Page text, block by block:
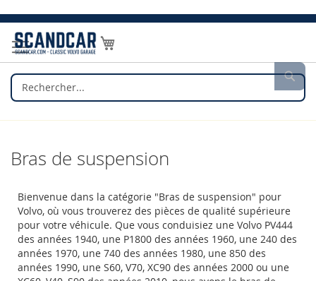
Allez
au
contenu
Mon panier
Bras de suspension
Bienvenue dans la catégorie "Bras de suspension" pour
Volvo, où vous trouverez des pièces de qualité supérieure
pour votre véhicule. Que vous conduisiez une Volvo PV444
des années 1940, une P1800 des années 1960, une 240 des
années 1970, une 740 des années 1980, une 850 des
années 1990, une S60, V70, XC90 des années 2000 ou une